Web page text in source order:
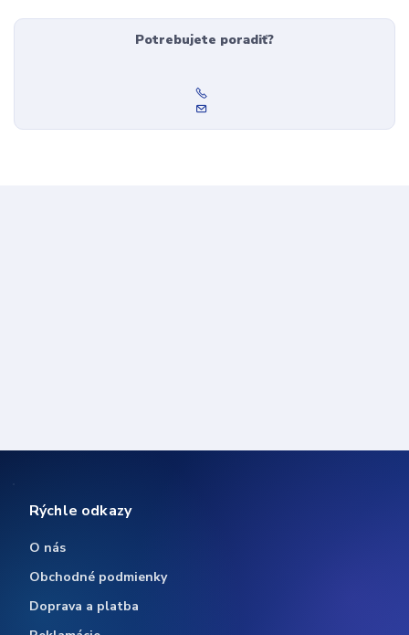
Potrebujete poradiť?
Rýchle odkazy
O nás
Obchodné podmienky
Doprava a platba